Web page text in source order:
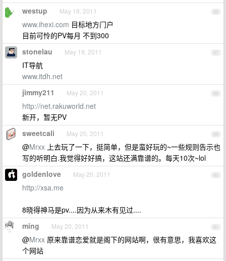
86
westup May 19, 2011
www.ihexi.com 目标地方门户
目前可怜的PV每月 不到300
87
stonelau May 19, 2011
IT导航
www.itdh.net
88
jimmy211 May 20, 2011
http://net.rakuworld.net
新开，暂无PV
89
sweetcali May 20, 2011
@Mrxx 上去玩了一下，挺简单，但是蛮好玩的~一些规则告示也
写的听明白.我觉得好好搞，这站还满靠谱的。每天10次~lol
90
goldenlove May 20, 2011
http://xsa.me
8晓得神马是pv....因为从来木有见过....
91
ming May 20, 2011
@Mrxx 原来靠谱恋爱就是阁下的网站啊，很有意思，我喜欢这
个网站